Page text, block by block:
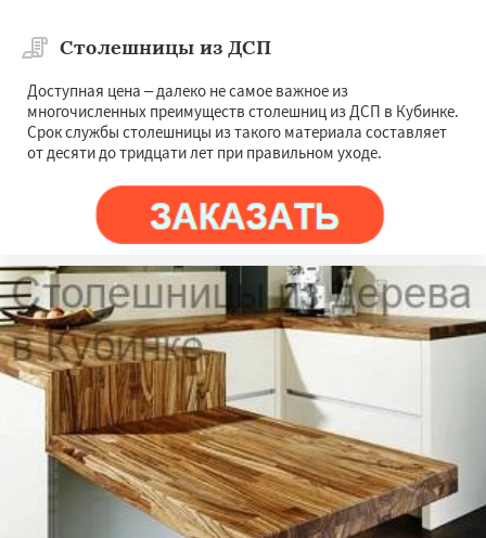
Столешницы из ДСП
Доступная цена – далеко не самое важное из
многочисленных преимуществ столешниц из ДСП в Кубинке.
Срок службы столешницы из такого материала составляет
от десяти до тридцати лет при правильном уходе.